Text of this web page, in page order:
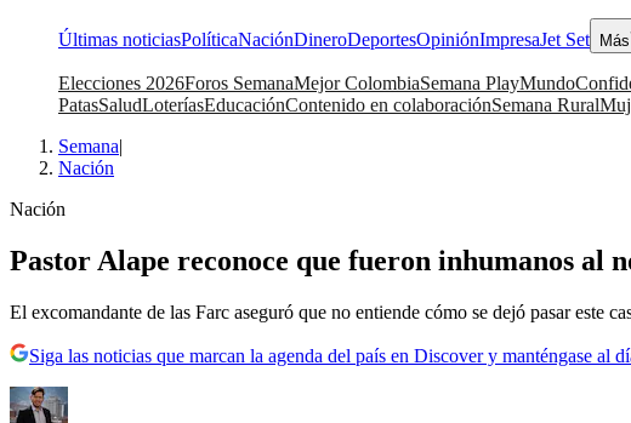
Últimas noticiasPolíticaNaciónDineroDeportesOpiniónImpresaJet Set Más
Elecciones 2026Foros SemanaMejor ColombiaSemana PlayMundo
PatasSaludLoteríasEducaciónContenido en colaboraciónSemana Rural
Semana|
Nación
Nación
Pastor Alape reconoce que fueron inhumanos
El excomandante de las Farc aseguró que no entiende cómo se dejó pasar este
Siga las noticias que marcan la agenda del país en Discover y manténgase al